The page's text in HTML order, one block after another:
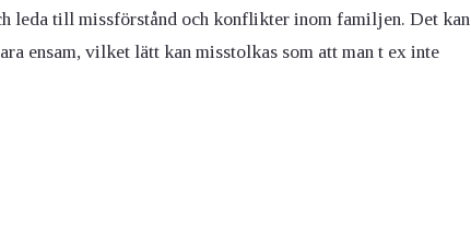
leda till missförstånd och konflikter inom familjen. Det kan
ensam, vilket lätt kan misstolkas som att man t ex inte